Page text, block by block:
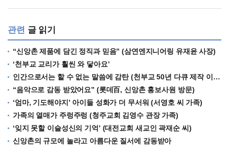
관련 글 읽기
“신앙촌 제품에 담긴 정직과 믿음” (삼연엔지니어링 유재윤 사장)
‘천부교 교리가 훨씬 와 닿아요’
인간으로서는 할 수 없는 말씀에 감탄 (천부교 50년 다큐 제작 이경태 감독)
“음악으로 감동 받았어요” (롯데百, 신앙촌 홍보사원 방문)
‘엄마, 기도해야지’ 아이들 성화가 더 무서워 (서영호 씨 가족)
가족의 열매가 주렁주렁 (청주교회 김영수 관장 가족)
‘잊지 못할 이슬성신의 기억’ (대전교회 새교인 곽재순 씨)
신앙촌의 규모에 놀라고 아름다운 질서에 감동받아